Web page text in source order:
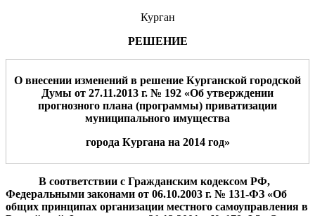
Курган
РЕШЕНИЕ
О внесении изменений в решение Курганской городской
Думы от 27.11.2013 г. № 192 «Об утверждении
прогнозного плана (программы) приватизации
муниципального имущества
города Кургана на 2014 год»
В соответствии с Гражданским кодексом РФ,
Федеральными законами от 06.10.2003 г. № 131-ФЗ «Об
общих принципах организации местного самоуправления в